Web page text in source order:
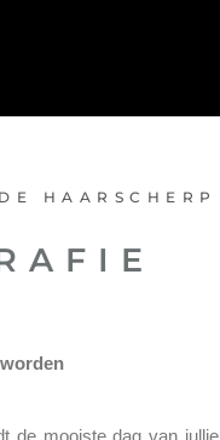
HAARSCHERP
de mooiste dag van jullie